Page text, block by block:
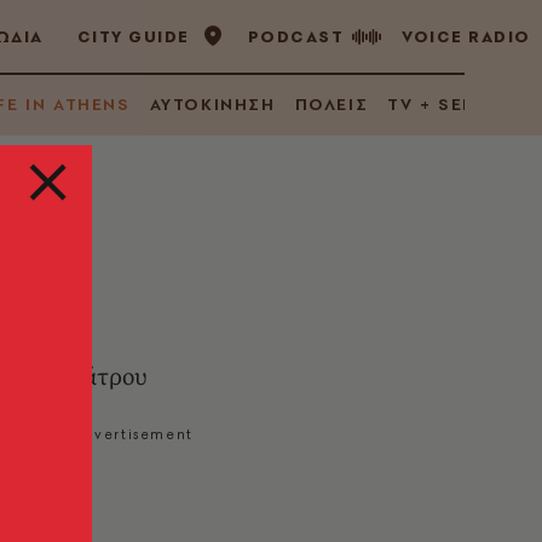
CITY GUIDE PODCAST VOICE RADIO
IN ATHENS ΑΥΤΟΚΙΝΗΣΗ ΠΟΛΕΙΣ TV + SERIES
Θεάτρου